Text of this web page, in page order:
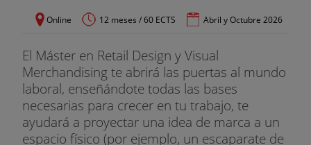
trajesconfeccionados. Prendas deportivas.
TEMA 30. Ejemplos yanálisis de escaparates:
Complementos, lencería, calzados, paraguas,
impermeables, ropa de cama y mesa, corbatas
pañuelos.
Online 12 meses / 60 ECTS Abril y Octubre 2026
El Máster en Retail Design y Visual
Merchandising te abrirá las puertas al mundo
laboral, enseñándote todas las bases
necesarias para crecer en tu trabajo, te
ayudará a proyectar una idea de marca a un
espacio físico (por ejemplo, un escaparate de